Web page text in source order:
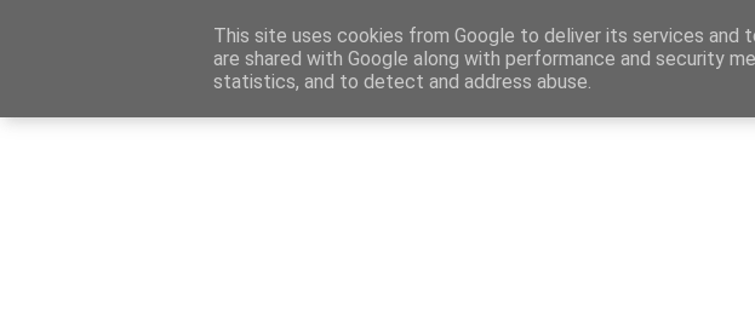
Καταχώρηση Αγγελίας Επικοινωνία Site Map
Ενημέρωση Αγγελίες Εργασίας
This site uses cookies from Google to deliver its services and
are shared with Google along with performance and security
statistics, and to detect and address abuse.